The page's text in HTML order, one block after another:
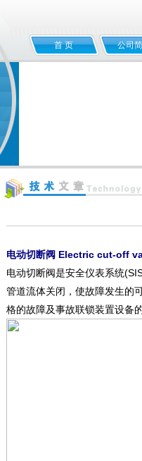
首 页 公司
电动切断阀 Electric cut-off
电动切断阀是安全仪表系统
管道流体关闭，使故障发生的
格的故障及事故联锁装置设备